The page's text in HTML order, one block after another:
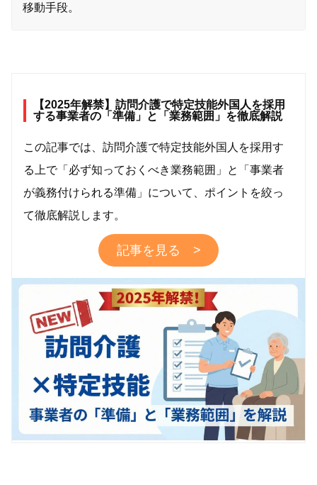
移動手段。
【2025年解禁】訪問介護で特定技能外国人を採用
する事業者の「準備」と「業務範囲」を徹底解説
この記事では、訪問介護で特定技能外国人を採用す
る上で「必ず知っておくべき業務範囲」と「事業者
が義務付けられる準備」について、ポイントを絞っ
て徹底解説します。
記事を見る >